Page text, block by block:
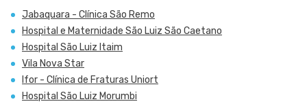
Jabaquara - Clínica São Remo
Hospital e Maternidade São Luiz São Caetano
Hospital São Luiz Itaim
Vila Nova Star
Ifor - Clínica de Fraturas Uniort
Hospital São Luiz Morumbi